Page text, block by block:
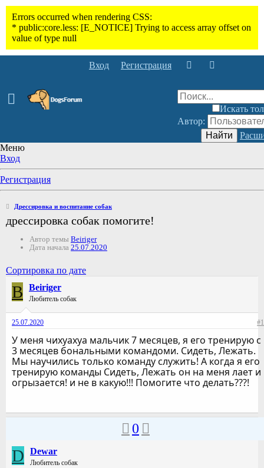
Вход Регистрация
Искать
Автор:
Найти
Меню
Вход
Регистрация
Дрессировка и воспитание собак
дрессировка собак помогите!
Автор темы Beiriger
Дата начала 25.07.2020
Сортировка по дате
B Beiriger
Любитель собак
25.07.2020 #1
У меня чихуахуа мальчик 7 месяцев, я его тренирую с
3 месяцев бональными командоми. Сидеть, Лежать.
Мы научились только команду служить! А когда я его
тренирую команды Сидеть, Лежать он на меня лает и
огрызается! и не в какую!!! Помогите что делать???!
0
D Dewar
Любитель собак